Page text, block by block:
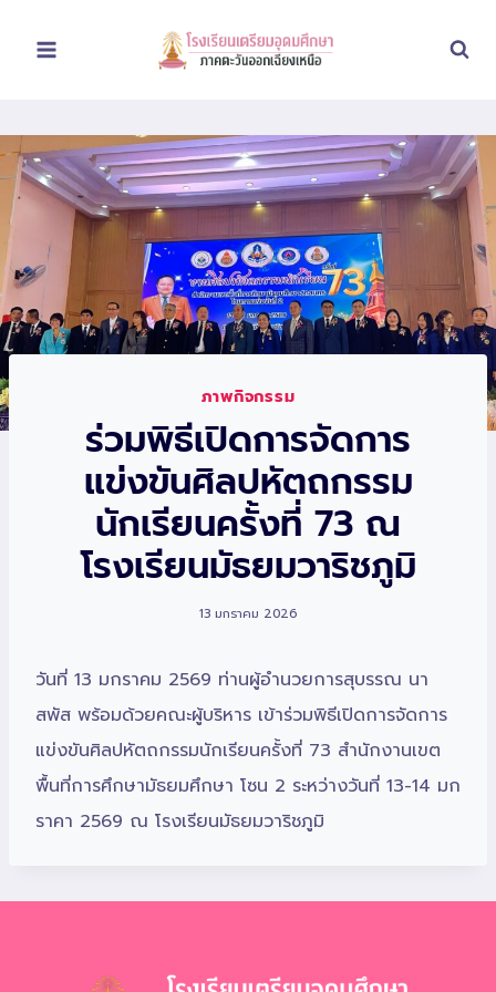
ภาพกิจกรรม
ร่วมพิธีเปิดการจัดการ
แข่งขันศิลปหัตถกรรม
นักเรียนครั้งที่ 73 ณ
โรงเรียนมัธยมวาริชภูมิ
13 มกราคม 2026
วันที่ 13 มกราคม 2569 ท่านผู้อำนวยการสุบรรณ นา
สพัส พร้อมด้วยคณะผู้บริหาร เข้าร่วมพิธีเปิดการจัดการ
แข่งขันศิลปหัตถกรรมนักเรียนครั้งที่ 73 สำนักงานเขต
พื้นที่การศึกษามัธยมศึกษา โซน 2 ระหว่างวันที่ 13-14 มก
ราคา 2569 ณ โรงเรียนมัธยมวาริชภูมิ